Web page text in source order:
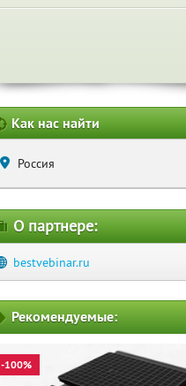
Как нас найти
Россия
О партнере:
bestvebinar.ru
Рекомендуемые:
-100%